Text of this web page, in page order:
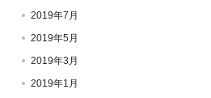
2019年7月
2019年5月
2019年3月
2019年1月